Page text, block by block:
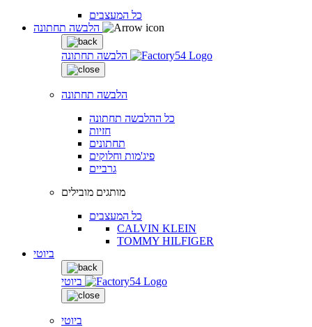
כל המעצבים
הלבשה תחתונה
הלבשה תחתונה
כל ההלבשה תחתונה
חזיות
תחתונים
פיג'מות וחלוקים
גרביים
מותגים מובילים
כל המעצבים
CALVIN KLEIN
TOMMY HILFIGER
ביוטי
ביוטי
ביוטי